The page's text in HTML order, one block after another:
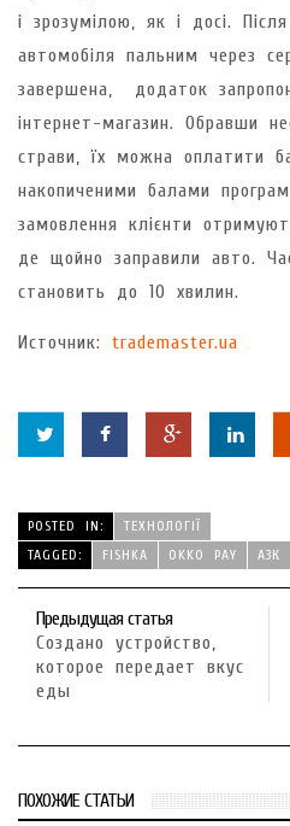
і зрозумілою, як і досі.
автомобіля пальним через
завершена, додаток
інтернет-магазин. Обравши
страви, їх можна оплатити
накопиченими балами
замовлення клієнти
де щойно заправили авто.
становить до 10 хвилин.
Источник: trademaster.ua
POSTED IN:
ТЕХНОЛОГІЇ
TAGGED:
FISHKA OKKO PAY АЗК
Предыдущая статья
Создано устройство,
которое передает вкус
еды
ПОХОЖИЕ СТАТЬИ